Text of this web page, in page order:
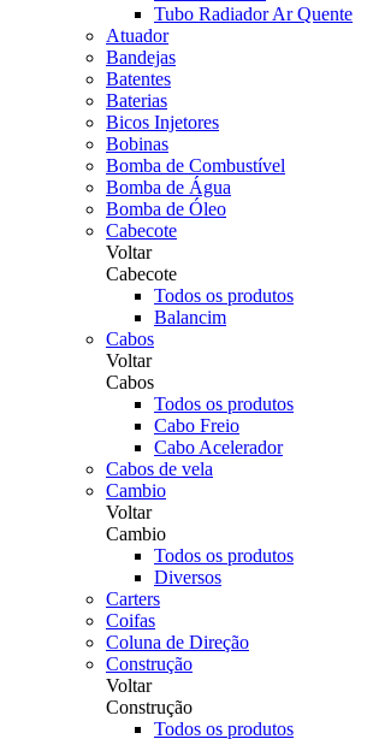
Tubo Radiador Ar Quente
Atuador
Bandejas
Batentes
Baterias
Bicos Injetores
Bobinas
Bomba de Combustível
Bomba de Água
Bomba de Óleo
Cabecote
Voltar
Cabecote
Todos os produtos
Balancim
Cabos
Voltar
Cabos
Todos os produtos
Cabo Freio
Cabo Acelerador
Cabos de vela
Cambio
Voltar
Cambio
Todos os produtos
Diversos
Carters
Coifas
Coluna de Direção
Construção
Voltar
Construção
Todos os produtos